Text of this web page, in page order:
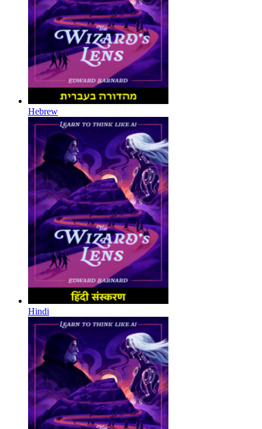
Hebrew
Hindi